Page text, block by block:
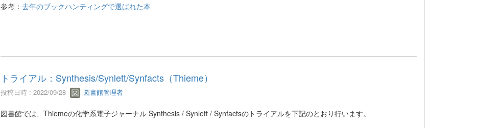
参考： 去年のブックハンティングで選ばれた本
トライアル：Synthesis/Synlett/Synfacts（Thieme）
投稿日時 : 2022/09/28 図書館管理者
図書館では、Thiemeの化学系電子ジャーナル Synthesis / Synlett / Synfactsのトライアルを下記のとおり行います。